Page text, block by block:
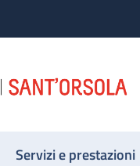
Servizi e prestazioni